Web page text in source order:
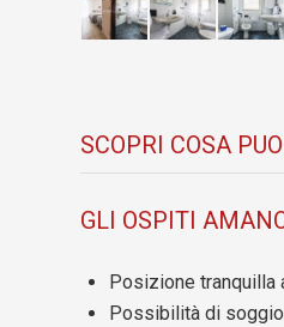
SCOPRI COSA
GLI OSPITI
Posizione tranquilla
Possibilità di